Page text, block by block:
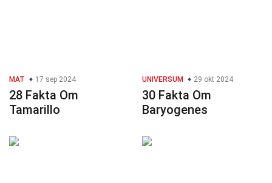
MAT 17 sep 2024
28 Fakta Om
Tamarillo
UNIVERSUM 29 okt 2024
30 Fakta Om
Baryogenes